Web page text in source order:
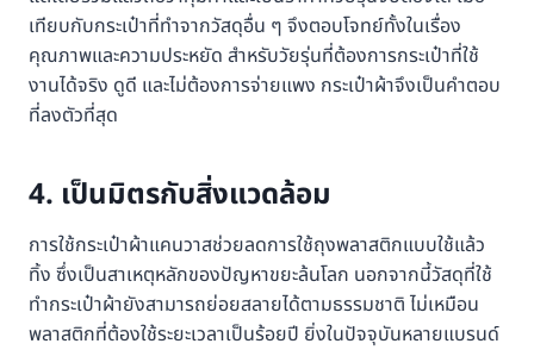
เทียบกับกระเป๋าที่ทำจากวัสดุอื่น ๆ จึงตอบโจทย์ทั้งในเรื่อง
คุณภาพและความประหยัด สำหรับวัยรุ่นที่ต้องการกระเป๋าที่ใช้
งานได้จริง ดูดี และไม่ต้องการจ่ายแพง กระเป๋าผ้าจึงเป็นคำตอบ
ที่ลงตัวที่สุด
4. เป็นมิตรกับสิ่งแวดล้อม
การใช้กระเป๋าผ้าแคนวาสช่วยลดการใช้ถุงพลาสติกแบบใช้แล้ว
ทิ้ง ซึ่งเป็นสาเหตุหลักของปัญหาขยะล้นโลก นอกจากนี้วัสดุที่ใช้
ทำกระเป๋าผ้ายังสามารถย่อยสลายได้ตามธรรมชาติ ไม่เหมือน
พลาสติกที่ต้องใช้ระยะเวลาเป็นร้อยปี ยิ่งในปัจจุบันหลายแบรนด์